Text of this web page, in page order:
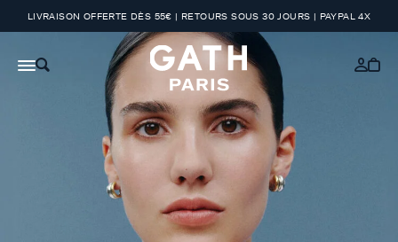
LIVRAISON OFFERTE DÈS 55€ | RETOURS SOUS 30 JOURS | PAYPAL 4X